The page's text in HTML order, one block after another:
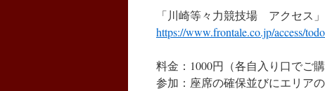
「川崎等々力競技場 アクセス」
https://www.frontale.co.jp/access/
料金：1000円（各自入り口でご購
参加：座席の確保並びにエリア